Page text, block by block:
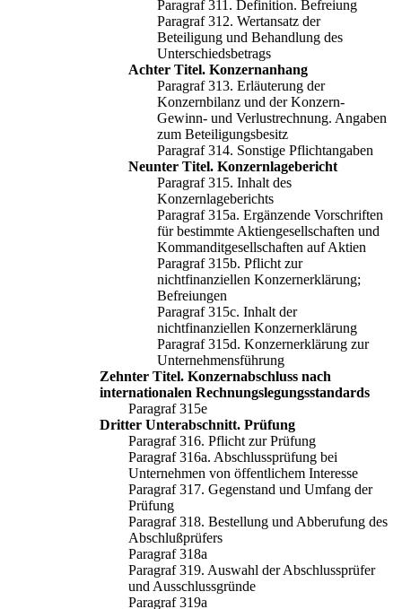
Paragraf 311. Definition. Befreiung
Paragraf 312. Wertansatz der
Beteiligung und Behandlung des
Unterschiedsbetrags
Achter Titel. Konzernanhang
Paragraf 313. Erläuterung der
Konzernbilanz und der Konzern-
Gewinn- und Verlustrechnung. Angaben
zum Beteiligungsbesitz
Paragraf 314. Sonstige Pflichtangaben
Neunter Titel. Konzernlagebericht
Paragraf 315. Inhalt des
Konzernlageberichts
Paragraf 315a. Ergänzende Vorschriften
für bestimmte Aktiengesellschaften und
Kommanditgesellschaften auf Aktien
Paragraf 315b. Pflicht zur
nichtfinanziellen Konzernerklärung;
Befreiungen
Paragraf 315c. Inhalt der
nichtfinanziellen Konzernerklärung
Paragraf 315d. Konzernerklärung zur
Unternehmensführung
Zehnter Titel. Konzernabschluss nach
internationalen Rechnungslegungsstandards
Paragraf 315e
Dritter Unterabschnitt. Prüfung
Paragraf 316. Pflicht zur Prüfung
Paragraf 316a. Abschlussprüfung bei
Unternehmen von öffentlichem Interesse
Paragraf 317. Gegenstand und Umfang der
Prüfung
Paragraf 318. Bestellung und Abberufung des
Abschlußprüfers
Paragraf 318a
Paragraf 319. Auswahl der Abschlussprüfer
und Ausschlussgründe
Paragraf 319a